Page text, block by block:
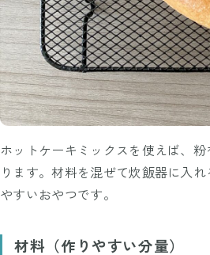
ホットケーキミックスを使えば、
ります。材料を混ぜて炊飯器に入
やすいおやつです。
材料（作りやすい分量）